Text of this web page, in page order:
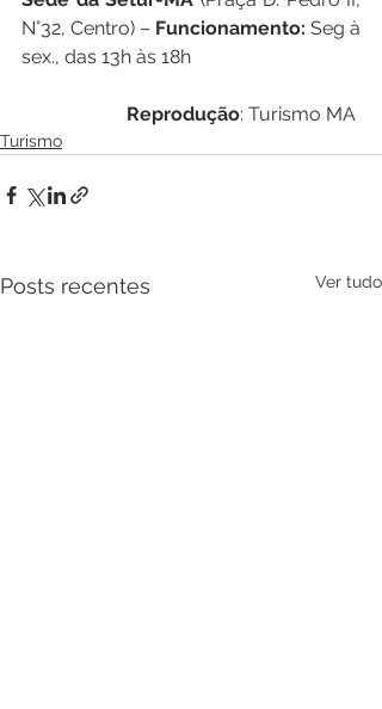
N°32, Centro) – Funcionamento: Seg à
sex., das 13h às 18h
Reprodução: Turismo MA
Turismo
Posts recentes Ver tudo